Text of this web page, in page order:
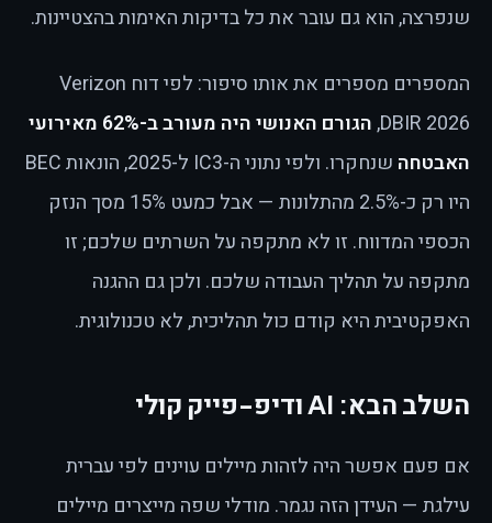
שנפרצה, הוא גם עובר את כל בדיקות האימות בהצטיינות.
המספרים מספרים את אותו סיפור: לפי דוח Verizon
DBIR 2026,
הגורם האנושי היה מעורב ב-62% מאירועי
האבטחה
שנחקרו. ולפי נתוני ה-IC3 ל-2025, הונאות BEC
היו רק כ-2.5% מהתלונות — אבל כמעט 15% מסך הנזק
הכספי המדווח. זו לא מתקפה על השרתים שלכם; זו
מתקפה על תהליך העבודה שלכם. ולכן גם ההגנה
האפקטיבית היא קודם כול תהליכית, לא טכנולוגית.
השלב הבא: AI ודיפ-פייק קולי
אם פעם אפשר היה לזהות מיילים עוינים לפי עברית
עילגת — העידן הזה נגמר. מודלי שפה מייצרים מיילים